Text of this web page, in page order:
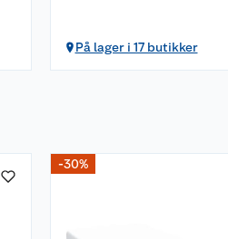
På lager i 17 butikker
-30%